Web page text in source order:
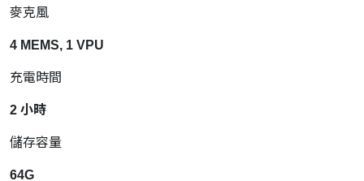
麥克風
4 MEMS, 1 VPU
充電時間
2 小時
儲存容量
64G